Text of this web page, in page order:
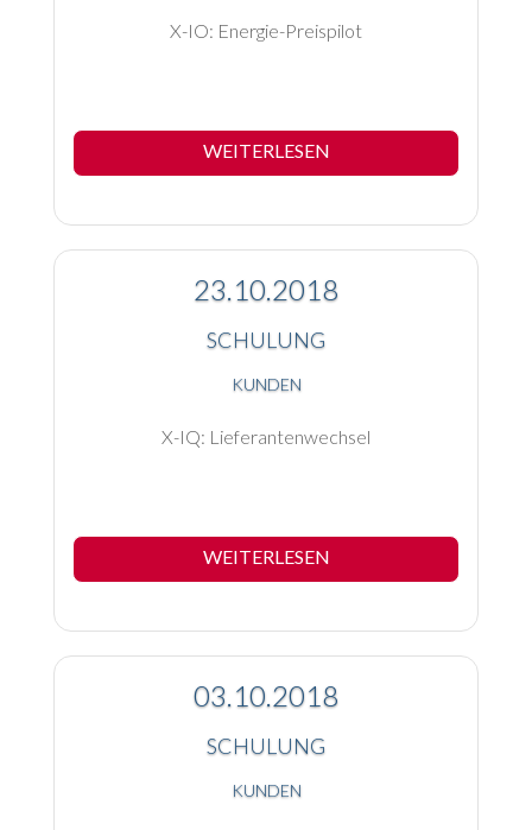
X-IO: Energie-Preispilot
WEITERLESEN
23.10.2018
SCHULUNG
KUNDEN
X-IQ: Lieferantenwechsel
WEITERLESEN
03.10.2018
SCHULUNG
KUNDEN